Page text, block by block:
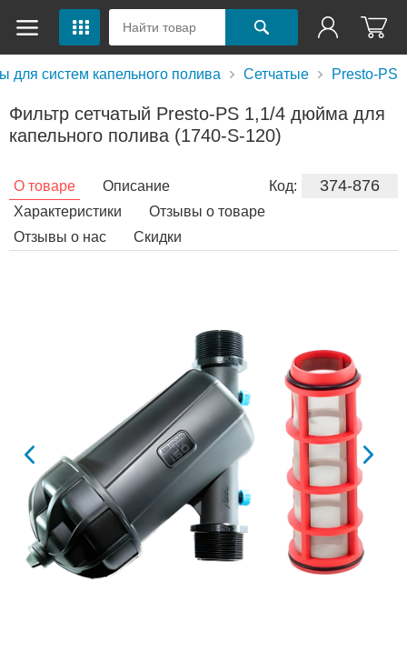
для систем капельного полива Сетчатые Presto-PS
Фильтр сетчатый Presto-PS 1,1/4 дюйма для
капельного полива (1740-S-120)
Код: 374-876
О товаре
Описание
Характеристики
Отзывы о товаре
Отзывы о нас
Скидки